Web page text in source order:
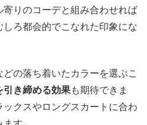
寄りのコーデと組み合わせれば
ろ都会的でこなれた印象にな
の落ち着いたカラーを選ぶこ
引き締める効果も期待できま
クスやロングスカートに合わ